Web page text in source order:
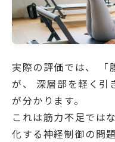
実際の評価では、 「
が、 深層部を軽く引
が分かります。
これは筋力不足では
化する神経制御の問題